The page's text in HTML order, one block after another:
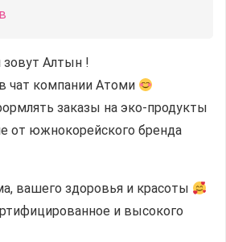
зовут Алтын !
чат компании Атоми
заказы на эко-продукты
от южнокорейского бренда
вашего здоровья и красоты
и высокого